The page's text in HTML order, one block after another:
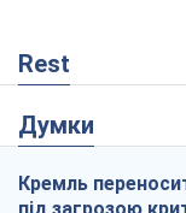
Rest
Думки
Кремль